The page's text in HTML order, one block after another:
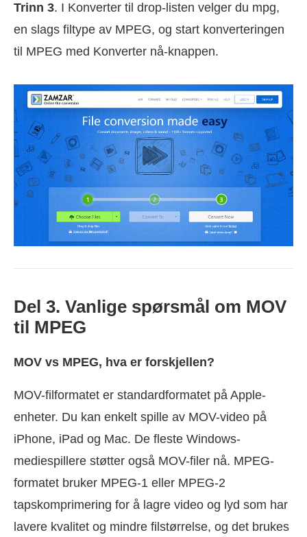
Trinn 3. I Konverter til drop-listen velger du mpg,
en slags filtype av MPEG, og start konverteringen
til MPEG med Konverter nå-knappen.
Del 3. Vanlige spørsmål om MOV
til MPEG
MOV vs MPEG, hva er forskjellen?
MOV-filformatet er standardformatet på Apple-
enheter. Du kan enkelt spille av MOV-video på
iPhone, iPad og Mac. De fleste Windows-
mediespillere støtter også MOV-filer nå. MPEG-
formatet bruker MPEG-1 eller MPEG-2
tapskomprimering for å lagre video og lyd som har
lavere kvalitet og mindre filstørrelse, og det brukes